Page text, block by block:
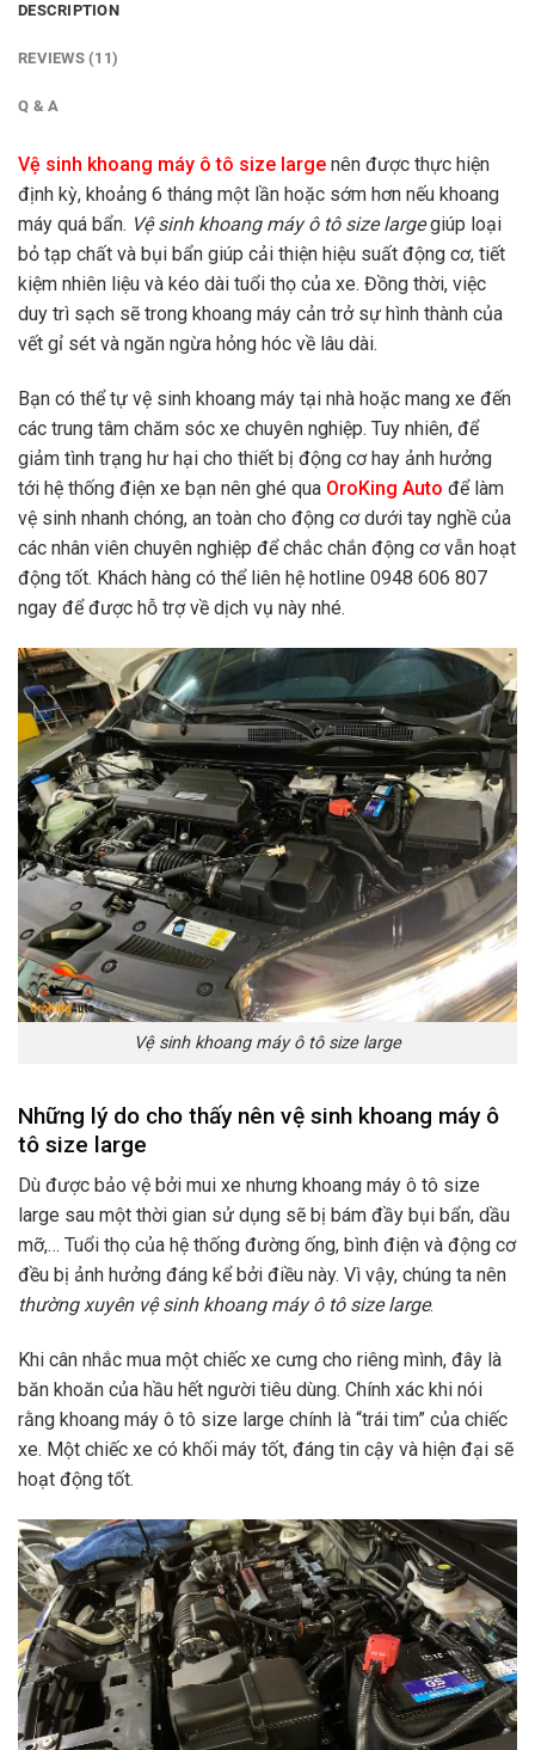
DESCRIPTION
REVIEWS (11)
Q & A
Vệ sinh khoang máy ô tô size large nên được thực hiện
định kỳ, khoảng 6 tháng một lần hoặc sớm hơn nếu khoang
máy quá bẩn. Vệ sinh khoang máy ô tô size largegiúp loại
bỏ tạp chất và bụi bẩn giúp cải thiện hiệu suất động cơ, tiết
kiệm nhiên liệu và kéo dài tuổi thọ của xe. Đồng thời, việc
duy trì sạch sẽ trong khoang máy cản trở sự hình thành của
vết gỉ sét và ngăn ngừa hỏng hóc về lâu dài.
Bạn có thể tự vệ sinh khoang máy tại nhà hoặc mang xe đến
các trung tâm chăm sóc xe chuyên nghiệp. Tuy nhiên, để
giảm tình trạng hư hại cho thiết bị động cơ hay ảnh hưởng
tới hệ thống điện xe bạn nên ghé qua OroKing Auto để làm
vệ sinh nhanh chóng, an toàn cho động cơ dưới tay nghề của
các nhân viên chuyên nghiệp để chắc chắn động cơ vẫn hoạt
động tốt. Khách hàng có thể liên hệ hotline 0948 606 807
ngay để được hỗ trợ về dịch vụ này nhé.
Vệ sinh khoang máy ô tô size large
Những lý do cho thấy nên vệ sinh khoang máy ô
tô size large
Dù được bảo vệ bởi mui xe nhưng khoang máy ô tô size
large sau một thời gian sử dụng sẽ bị bám đầy bụi bẩn, dầu
mỡ,… Tuổi thọ của hệ thống đường ống, bình điện và động cơ
đều bị ảnh hưởng đáng kể bởi điều này. Vì vậy, chúng ta nên
thường xuyên vệ sinh khoang máy ô tô size large.
Khi cân nhắc mua một chiếc xe cưng cho riêng mình, đây là
băn khoăn của hầu hết người tiêu dùng. Chính xác khi nói
rằng khoang máy ô tô size large chính là “trái tim” của chiếc
xe. Một chiếc xe có khối máy tốt, đáng tin cậy và hiện đại sẽ
hoạt động tốt.